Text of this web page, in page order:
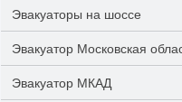
Эвакуаторы на шоссе
Эвакуатор Московская
Эвакуатор МКАД